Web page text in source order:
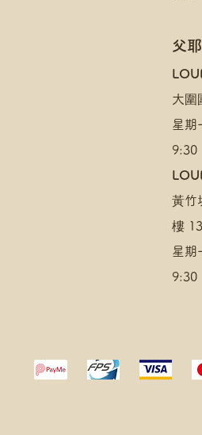
父
大圍
星期
9:30
黃竹
樓
星期
9:30